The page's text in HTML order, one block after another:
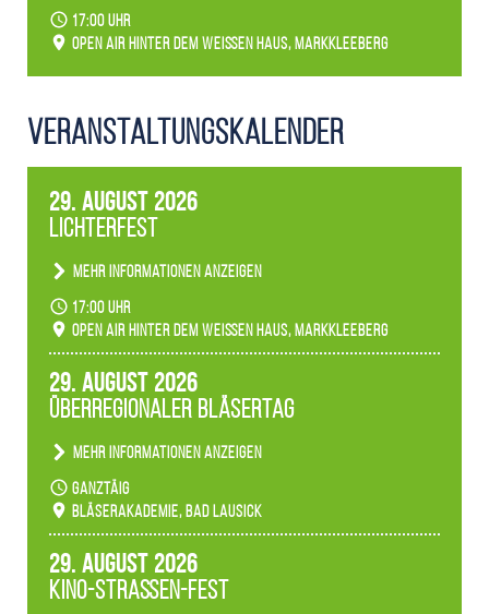
17:00 Uhr
Open Air hinter dem weißen Haus, Markkleeberg
Veranstaltungs­kalender
29. August 2026
Lichterfest
Mehr Informationen anzeigen
Becherlichter, Fackeln und Lichtinstallationen
verwandeln den agra-Park in einen farbigen
Märchenwald, der bei jedem Rundgang einen
Ambiente gibt es ein leuchtendes Konzert
unserer Fachbereiche.
17:00 Uhr
Open Air hinter dem weißen Haus, Markkleeberg
29. August 2026
Überregionaler Bläsertag
Mehr Informationen anzeigen
Teilnahme der Bläserklassen.
ganztäig
Bläserakademie, Bad Lausick
29. August 2026
Kino-Straßen-Fest